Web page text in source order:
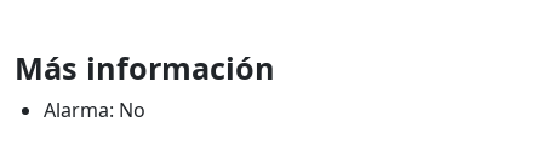
Más información
Alarma: No